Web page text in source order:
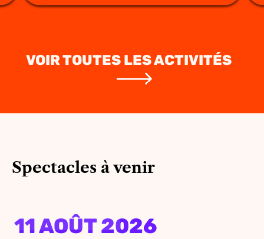
VOIR TOUTES LES ACTIVITÉS
Spectacles à venir
11 AOÛT 2026